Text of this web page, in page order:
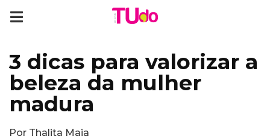
3 dicas para valorizar a
beleza da mulher
madura
Por Thalita Maia